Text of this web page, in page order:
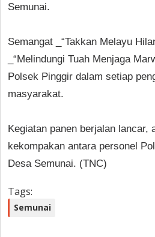
Semunai.
Semangat _“Takkan Melayu
_“Melindungi Tuah Menjaga
Polsek Pinggir dalam setiap
masyarakat.
Kegiatan panen berjalan lancar,
kekompakan antara personel
Desa Semunai. (TNC)
Tags:
Semunai